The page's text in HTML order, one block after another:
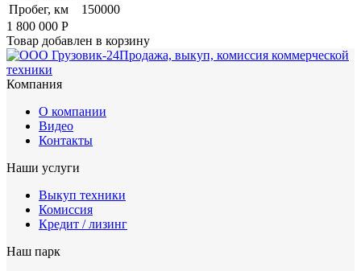
Пробег, км
150000
1 800 000 Р
Товар добавлен в корзину
Продажа, выкуп, комиссия коммерческой
техники
Компания
О компании
Видео
Контакты
Наши услуги
Выкуп техники
Комиссия
Кредит / лизинг
Наш парк